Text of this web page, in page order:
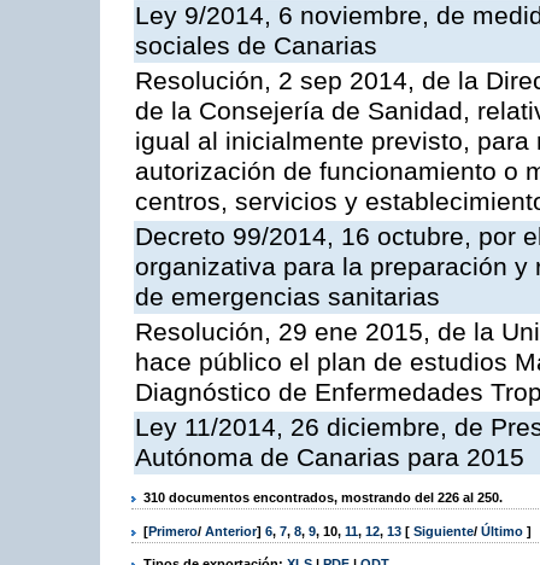
Ley 9/2014, 6 noviembre, de
sociales de Canarias
Resolución, 2 sep 2014, de la
de la Consejería de Sanidad,
igual al inicialmente previsto,
autorización de funcionamiento o
centros, servicios y
Decreto 99/2014, 16 octubre, por
organizativa para la preparación
de emergencias sanitarias
Resolución, 29 ene 2015, de la
hace público el plan de estudios
Diagnóstico de Enfermedades
Ley 11/2014, 26 diciembre, de
Autónoma de Canarias para 2015
310 documentos encontrados, mostrando del 226 al 250.
[Primero/ Anterior] 6, 7, 8, 9, 10, 11, 12, 13 [ Siguiente/ Último ]